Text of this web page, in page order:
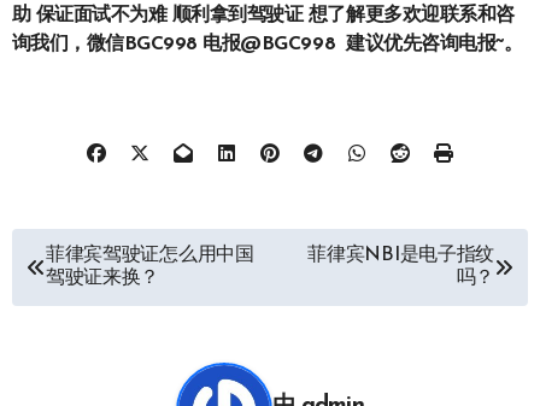
助 保证面试不为难 顺利拿到驾驶证 想了解更多欢迎联系和咨
询我们，微信BGC998 电报@BGC998 建议优先咨询电报~。
菲律宾驾驶证怎么用中国
驾驶证来换？
菲律宾NBI是电子指纹
吗？